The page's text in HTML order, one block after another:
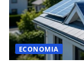
ECONOMIA